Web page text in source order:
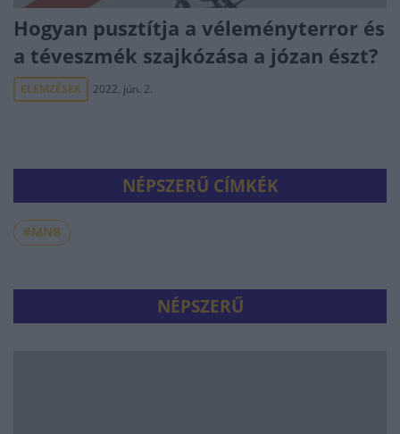
Hogyan pusztítja a véleményterror és
a téveszmék szajkózása a józan észt?
ELEMZÉSEK 2022. jún. 2.
NÉPSZERŰ CÍMKÉK
#MNB
NÉPSZERŰ